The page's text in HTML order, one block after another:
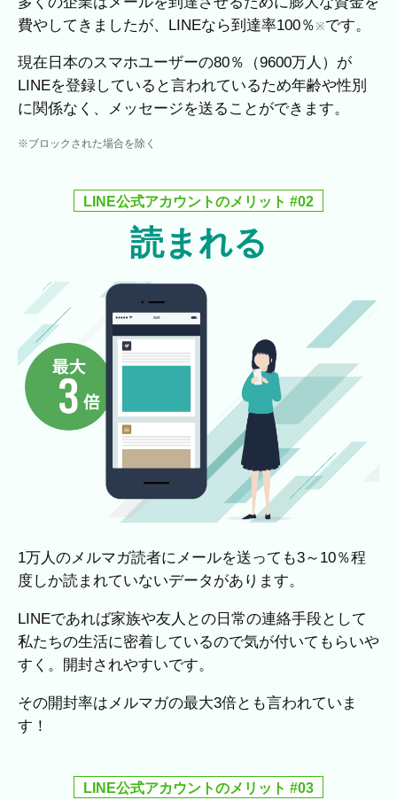
費やしてきましたが、LINEなら到達率100％※です。
現在日本のスマホユーザーの80％（9600万人）が
LINEを登録していると言われているため年齢や性別
に関係なく、メッセージを送ることができます。
※ブロックされた場合を除く
LINE公式アカウントのメリット #02
読まれる
1万人のメルマガ読者にメールを送っても3～10％程
度しか読まれていないデータがあります。
LINEであれば家族や友人との日常の連絡手段として
私たちの生活に密着しているので気が付いてもらいや
すく。開封されやすいです。
その開封率はメルマガの最大3倍とも言われていま
す！
LINE公式アカウントのメリット #03